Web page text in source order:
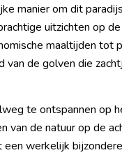
manier om dit
uitzichten op
maaltijden tot
de golven die
te ontspannen op
van de natuur op de
werkelijk